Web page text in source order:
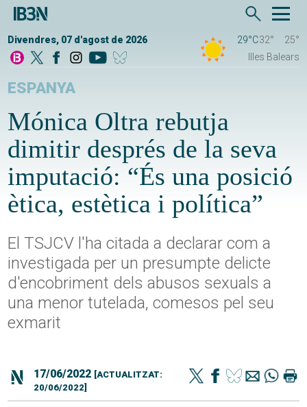
Divendres, 07 d'agost de 2026 29°C32°
25°
Illes Balears
ESPANYA
Mónica Oltra rebutja
dimitir després de la seva
imputació: “És una posició
ètica, estètica i política”
El TSJCV l'ha citada a declarar com a
investigada per un presumpte delicte
d'encobriment dels abusos sexuals a
una menor tutelada, comesos pel seu
exmarit
17/06/2022 [ACTUALITZAT:
20/06/2022]